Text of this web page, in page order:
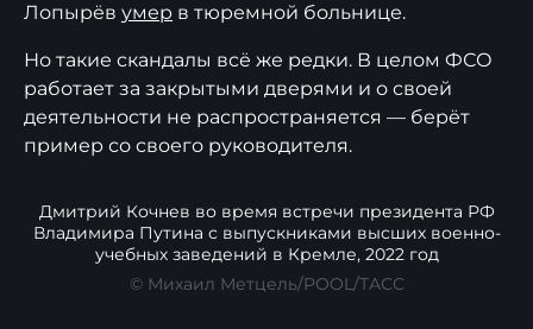
Лопырёв умер в тюремной больнице.
Но такие скандалы всё же редки. В целом ФСО
работает за закрытыми дверями и о своей
деятельности не распространяется — берёт
пример со своего руководителя.
Дмитрий Кочнев во время встречи президента РФ
Владимира Путина с выпускниками высших военно-
учебных заведений в Кремле, 2022 год
© Михаил Метцель/POOL/ТАСС